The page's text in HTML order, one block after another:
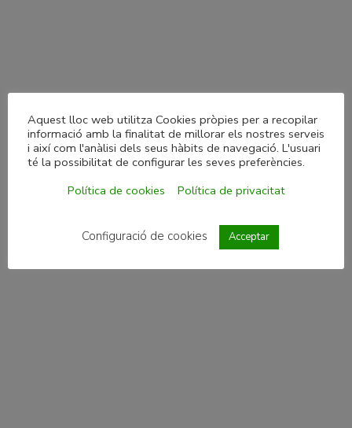
Aquest lloc web utilitza Cookies pròpies per a recopilar
informació amb la finalitat de millorar els nostres serveis
i així com l'anàlisi dels seus hàbits de navegació. L'usuari
té la possibilitat de configurar les seves preferències.
Política de cookies
Política de privacitat
Configuració de cookies Acceptar